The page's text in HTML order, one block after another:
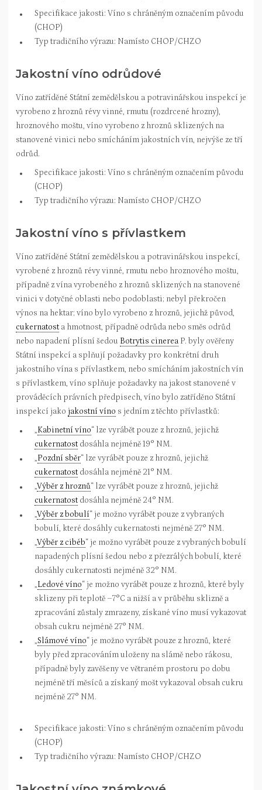
Specifikace jakosti: Víno s chráněným označením původu
(CHOP)
Typ tradičního výrazu: Namísto CHOP/CHZO
Jakostní víno odrůdové
Víno zatříděné Státní zemědělskou a potravinářskou inspekcí je
vyrobeno z hroznů révy vinné, rmutu (rozdrcené hrozny),
hroznového moštu, víno vyrobeno z hroznů sklizených na
stanovené vinici nebo smícháním jakostních vín, nejvýše ze tří
odrůd.
Specifikace jakosti: Víno s chráněným označením původu
(CHOP)
Typ tradičního výrazu: Namísto CHOP/CHZO
Jakostní víno s přívlastkem
Víno zatříděné Státní zemědělskou a potravinářskou inspekcí,
vyrobené z hroznů révy vinné, rmutu nebo hroznového moštu,
případně z vína vyrobeného z hroznů sklizených na stanovené
vinici v dotyčné oblasti nebo podoblasti; nebyl překročen
výnos na hektar; víno bylo vyrobeno z hroznů, jejichž původ,
cukernatosta hmotnost, případně odrůda nebo směs odrůd
nebo napadení plísní šedou Botrytis cinerea P. byly ověřeny
Státní inspekcí a splňují požadavky pro konkrétní druh
jakostního vína s přívlastkem, nebo smícháním jakostních vín
s přívlastkem, víno splňuje požadavky na jakost stanovené v
prováděcích právních předpisech, víno bylo zatříděno Státní
inspekcí jako jakostní víno s jedním z těchto přívlastků:
„Kabinetní víno“ lze vyrábět pouze z hroznů, jejichž
cukernatostdosáhla nejméně 19° NM.
„Pozdní sběr“ lze vyrábět pouze z hroznů, jejichž
cukernatostdosáhla nejméně 21° NM.
„Výběr z hroznů“ lze vyrábět pouze z hroznů, jejichž
cukernatostdosáhla nejméně 24° NM.
„Výběr z bobulí“ je možno vyrábět pouze z vybraných
bobulí, které dosáhly cukernatosti nejméně 27° NM.
„Výběr z cibéb“ je možno vyrábět pouze z vybraných bobulí
napadených plísní šedou nebo z přezrálých bobulí, které
dosáhly cukernatosti nejméně 32° NM.
„Ledové víno“ je možno vyrábět pouze z hroznů, které byly
sklizeny při teplotě –7°C a nižší a v průběhu sklizně a
zpracování zůstaly zmrazeny, získané víno musí vykazovat
obsah cukru nejméně 27° NM.
„Slámové víno“ je možno vyrábět pouze z hroznů, které
byly před zpracováním uloženy na slámě nebo rákosu,
případně byly zavěšeny ve větraném prostoru po dobu
nejméně tří měsíců a získaný mošt vykazoval obsah cukru
nejméně 27° NM.
Specifikace jakosti: Víno s chráněným označením původu
(CHOP)
Typ tradičního výrazu: Namísto CHOP/CHZO